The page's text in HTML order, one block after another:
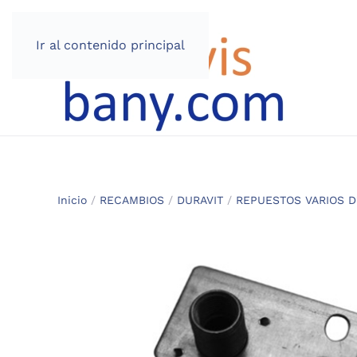
Ir al contenido principal
Inicio / RECAMBIOS / DURAVIT / REPUESTOS VARIOS